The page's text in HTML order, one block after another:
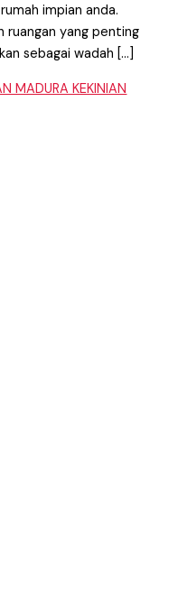
impian anda.
ruangan yang penting
sebagai wadah […]
MADURA KEKINIAN